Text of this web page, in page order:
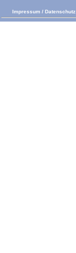
Impressum / Datenschutz